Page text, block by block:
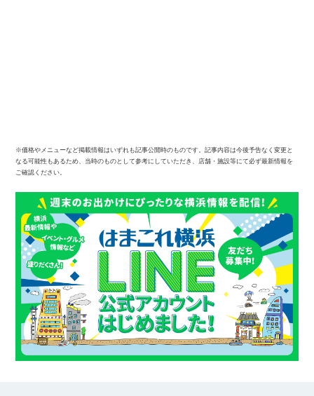
※価格やメニューなど掲載情報はいずれも記事公開時のものです。記事内容は今後予告なく変更と
なる可能性もあるため、当時のものとして参考にしていただき、店舗・施設等にて必ず最新情報を
ご確認ください。